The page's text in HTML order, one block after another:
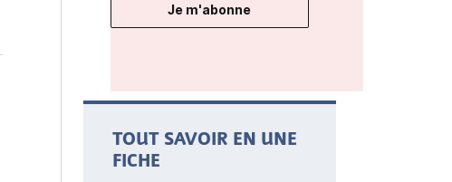
Je m'abonne
TOUT SAVOIR EN UNE
FICHE